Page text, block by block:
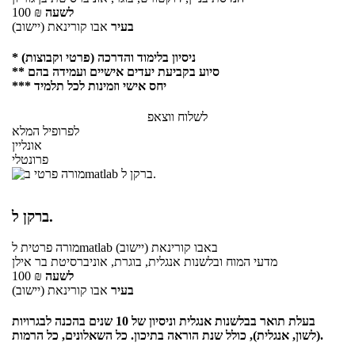
100 ₪ לשעה
בעיר אבו קורינאת (יישוב)
* ניסיון בלימוד והדרכה (פרטי וקבוצות)
** סיוע בקביעת יעדים אישיים ועמידה בהם
*** יחס אישי וזמינות לכל תלמיד
לשלוח ווצאפ
לפרופיל המלא
אונליין
פרונטלי
ברקן ל.
מורה פרטיתלmatlab באבו קורינאת (יישוב)
מדעי המוח ובלשנות אנגלית, בוגרת, אוניברסיטת בר אילן
100 ₪ לשעה
בעיר אבו קורינאת (יישוב)
בעלת תואר בבלשנות אנגלית וניסיון של 10 שנים בהכנה לבגרויות
(לשון, אנגלית), כולל שנת הוראה בתיכון. כל השאלונים, כל הרמות.